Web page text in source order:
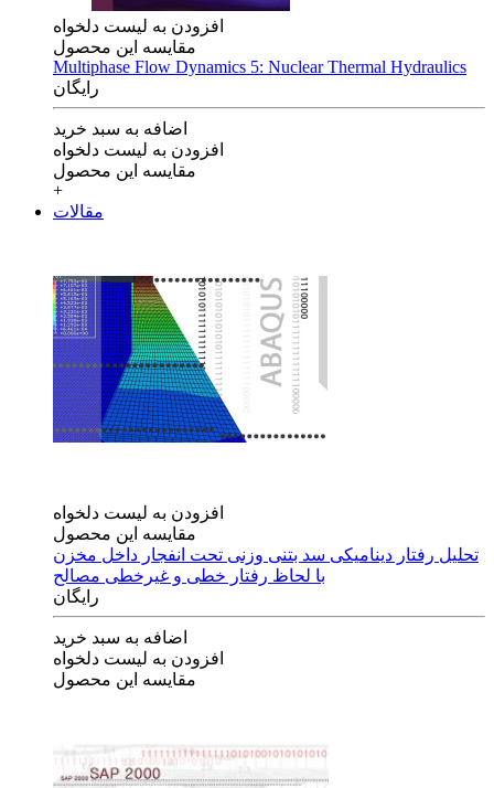
افزودن به لیست دلخواه
مقایسه این محصول
Multiphase Flow Dynamics 5: Nuclear Thermal Hydraulics
رایگان
اضافه به سبد خرید
افزودن به لیست دلخواه
مقایسه این محصول
+
مقالات
افزودن به لیست دلخواه
مقایسه این محصول
تحلیل رفتار دینامیکی سد بتنی وزنی تحت انفجار داخل مخزن
با لحاظ رفتار خطی و غیرخطی مصالح
رایگان
اضافه به سبد خرید
افزودن به لیست دلخواه
مقایسه این محصول